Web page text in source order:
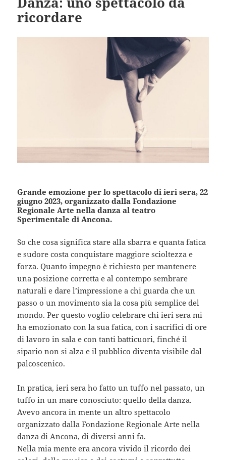
ricordare
Grande emozione per lo spettacolo di ieri sera, 22
giugno 2023, organizzato dalla Fondazione
Regionale Arte nella danza al teatro
Sperimentale di Ancona.
So che cosa significa stare alla sbarra e quanta fatica
e sudore costa conquistare maggiore scioltezza e
forza. Quanto impegno è richiesto per mantenere
una posizione corretta e al contempo sembrare
naturali e dare l’impressione a chi guarda che un
passo o un movimento sia la cosa più semplice del
mondo. Per questo voglio celebrare chi ieri sera mi
ha emozionato con la sua fatica, con i sacrifici di ore
di lavoro in sala e con tanti batticuori, finché il
sipario non si alza e il pubblico diventa visibile dal
palcoscenico.
In pratica, ieri sera ho fatto un tuffo nel passato, un
tuffo in un mare conosciuto: quello della danza.
Avevo ancora in mente un altro spettacolo
organizzato dalla Fondazione Regionale Arte nella
danza di Ancona, di diversi anni fa.
Nella mia mente era ancora vivido il ricordo dei